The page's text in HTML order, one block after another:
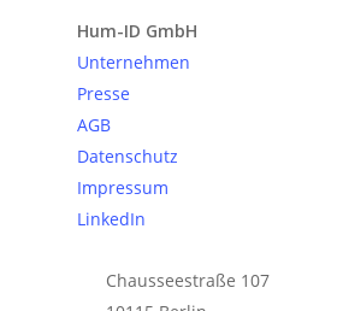
Hum-ID GmbH
Unternehmen
Presse
AGB
Datenschutz
Impressum
LinkedIn
Chausseestraße 107